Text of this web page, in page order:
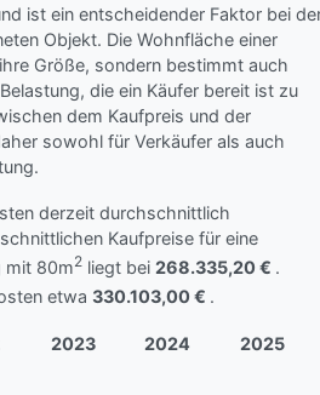
ist ein entscheidender Faktor bei
Objekt. Die Wohnfläche einer
Größe, sondern bestimmt auch
die ein Käufer bereit ist zu
dem Kaufpreis und der
sowohl für Verkäufer als auch
derzeit durchschnittlich
Kaufpreise für eine
mit 80m2 liegt bei 268.335,20 € .
etwa 330.103,00 € .
2023 2024
2025